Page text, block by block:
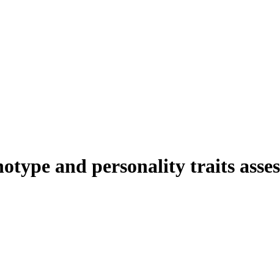
and personality traits